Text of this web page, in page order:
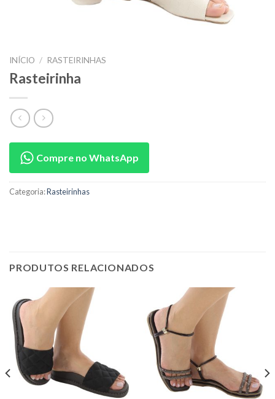
INÍCIO / RASTEIRINHAS
Rasteirinha
Compre no WhatsApp
Categoria:Rasteirinhas
PRODUTOS RELACIONADOS